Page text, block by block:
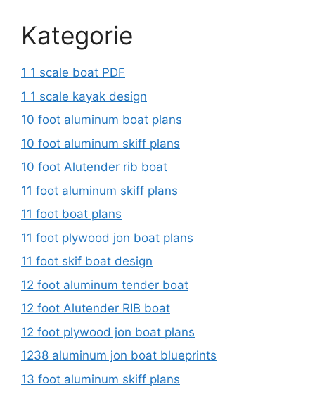
Kategorie
1 1 scale boat PDF
1 1 scale kayak design
10 foot aluminum boat plans
10 foot aluminum skiff plans
10 foot Alutender rib boat
11 foot aluminum skiff plans
11 foot boat plans
11 foot plywood jon boat plans
11 foot skif boat design
12 foot aluminum tender boat
12 foot Alutender RIB boat
12 foot plywood jon boat plans
1238 aluminum jon boat blueprints
13 foot aluminum skiff plans